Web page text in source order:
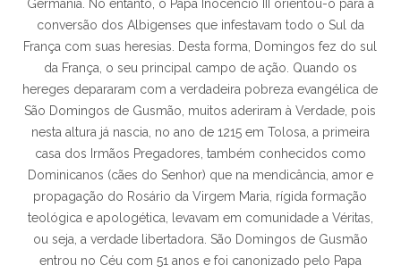
Germânia. No entanto, o Papa Inocêncio III orientou-o para a
conversão dos Albigenses que infestavam todo o Sul da
França com suas heresias. Desta forma, Domingos fez do sul
da França, o seu principal campo de ação. Quando os
hereges depararam com a verdadeira pobreza evangélica de
São Domingos de Gusmão, muitos aderiram à Verdade, pois
nesta altura já nascia, no ano de 1215 em Tolosa, a primeira
casa dos Irmãos Pregadores, também conhecidos como
Dominicanos (cães do Senhor) que na mendicância, amor e
propagação do Rosário da Virgem Maria, rígida formação
teológica e apologética, levavam em comunidade a Véritas,
ou seja, a verdade libertadora. São Domingos de Gusmão
entrou no Céu com 51 anos e foi canonizado pelo Papa